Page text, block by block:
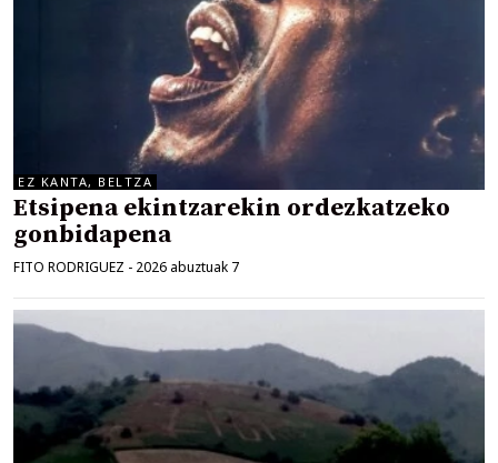
EZ KANTA, BELTZA
Etsipena ekintzarekin ordezkatzeko
gonbidapena
FITO RODRIGUEZ - 2026 abuztuak 7